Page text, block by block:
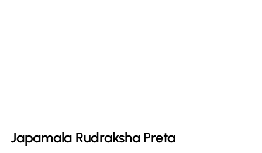
Japamala Rudraksha Preta